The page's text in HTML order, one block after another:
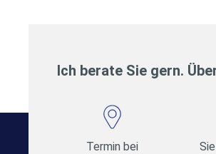
Ich berate Sie gern.
Termin bei